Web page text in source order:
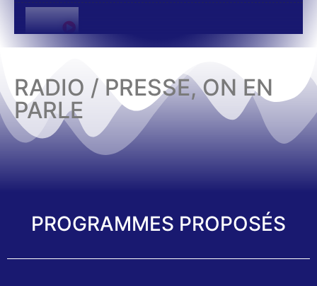
RADIO / PRESSE, ON EN
PARLE
PROGRAMMES PROPOSÉS